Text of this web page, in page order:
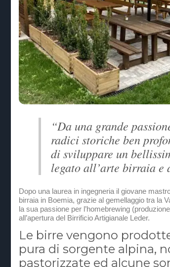
“Da una grande
radici storiche ben
di sviluppare un
legato all’arte birraia e
Dopo una laurea in ingegneria il giovane
birraia in Boemia, grazie al gemellaggio tra la
la sua passione per l’homebrewing
all’apertura del Birrificio Artigianale Leder.
Le birre vengono
pura di sorgente alpina,
pastorizzate ed alcune